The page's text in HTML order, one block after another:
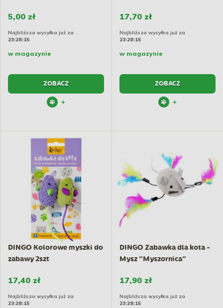
5,00 zł
Najbliższa wysyłka już za
23:28:14
w magazynie
ZOBACZ
+
17,70 zł
Najbliższa wysyłka już za
23:28:14
w magazynie
ZOBACZ
+
DINGO Kolorowe myszki do
zabawy 2szt
17,40 zł
Najbliższa wysyłka już za
23:28:14
DINGO Zabawka dla kota -
Mysz "Myszornica"
17,90 zł
Najbliższa wysyłka już za
23:28:14